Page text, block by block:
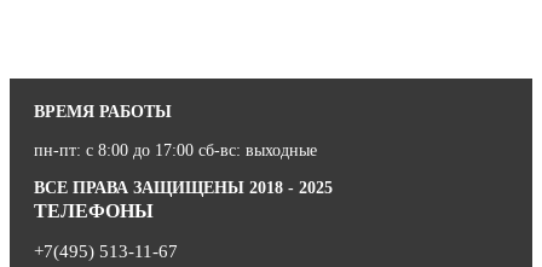
ВРЕМЯ РАБОТЫ
пн-пт: с 8:00 до 17:00 сб-вс: выходные
ВСЕ ПРАВА ЗАЩИЩЕНЫ 2018 - 2025
ТЕЛЕФОНЫ
+7(495) 513-11-67